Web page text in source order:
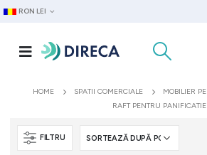
RON LEI
HOME SPATII COMERCIALE
MOBILIER
RAFT PENTRU PANIFICATIE
FILTRU